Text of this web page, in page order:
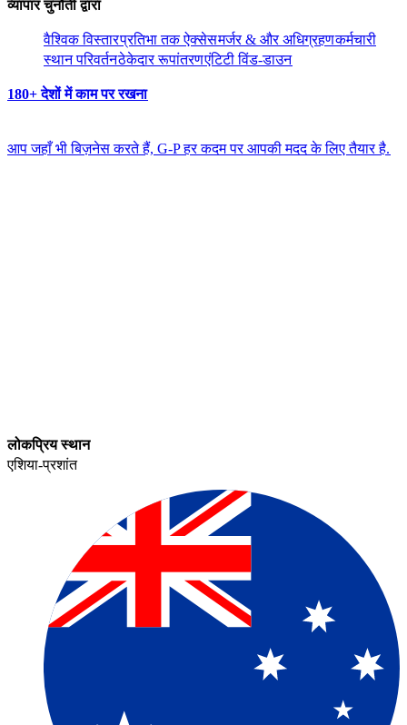
व्यापार चुनौती द्वारा​​
वैश्विक विस्तार​​प्रतिभा तक ऐक्सेस​​मर्जर & और अधिग्रहण​​कर्मचारी
स्थान परिवर्तन​​ठेकेदार रूपांतरण​​एंटिटी विंड-डाउन​​
180+ देशों में काम पर रखना​​
आप जहाँ भी बिज़नेस करते हैं, G-P हर कदम पर आपकी मदद के लिए तैयार है.​​
लोकप्रिय स्थान​​
एशिया-प्रशांत​​